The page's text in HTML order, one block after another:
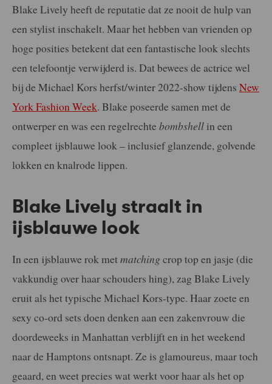
Blake Lively heeft de reputatie dat ze nooit de hulp van
een stylist inschakelt. Maar het hebben van vrienden op
hoge posities betekent dat een fantastische look slechts
een telefoontje verwijderd is. Dat bewees de actrice wel
bij de Michael Kors herfst/winter 2022-show tijdens New
York Fashion Week. Blake poseerde samen met de
ontwerper en was een regelrechte bombshell in een
compleet ijsblauwe look – inclusief glanzende, golvende
lokken en knalrode lippen.
Blake Lively straalt in
ijsblauwe look
In een ijsblauwe rok metmatching crop top en jasje (die
vakkundig over haar schouders hing), zag Blake Lively
eruit als het typische Michael Kors-type. Haar zoete en
sexy co-ord sets doen denken aan een zakenvrouw die
doordeweeks in Manhattan verblijft en in het weekend
naar de Hamptons ontsnapt. Ze is glamoureus, maar toch
geaard, en weet precies wat werkt voor haar als het op